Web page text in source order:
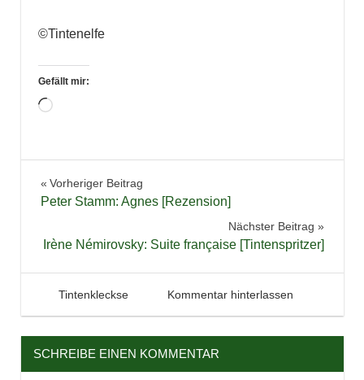
©Tintenelfe
Gefällt mir:
Wird
Bücher
Gewinnspiel
Neuerscheinungen
Beitragsnavigation
Vorheriger Beitrag
Peter Stamm: Agnes [Rezension]
Nächster Beitrag
Irène Némirovsky: Suite française [Tintenspritzer]
22. Juli 2012
Tintenhain
Tintenkleckse Kommentar hinterlassen
SCHREIBE EINEN KOMMENTAR